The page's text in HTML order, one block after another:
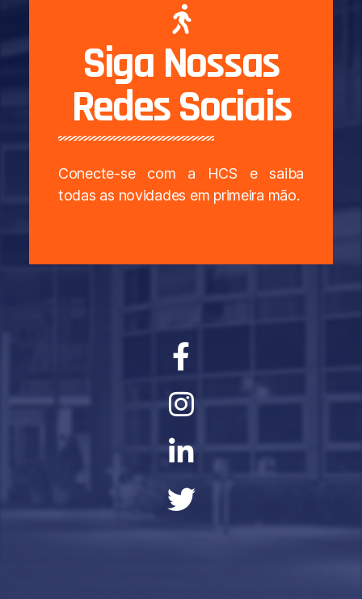
Siga Nossas
Redes Sociais
Conecte-se com a HCS e saiba
todas as novidades em primeira mão.